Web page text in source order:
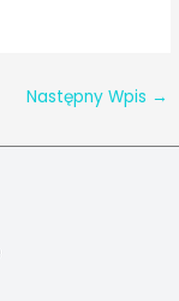
Następny Wpis →